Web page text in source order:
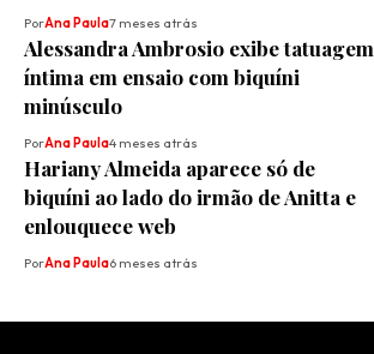
PorAna Paula7 meses atrás
Alessandra Ambrosio exibe tatuagem
íntima em ensaio com biquíni
minúsculo
PorAna Paula4 meses atrás
Hariany Almeida aparece só de
biquíni ao lado do irmão de Anitta e
enlouquece web
PorAna Paula6 meses atrás